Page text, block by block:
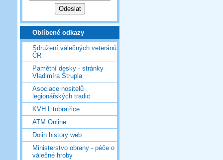
Oblíbené odkazy
Sdružení válečných veteránů
ČR
Pamětní desky - stránky
Vladimíra Štrupla
Asociace nositelů
legionářských tradic
KVH Litobratřice
ATM Online
Dolin history web
Ministerstvo obrany - péče o
válečné hroby